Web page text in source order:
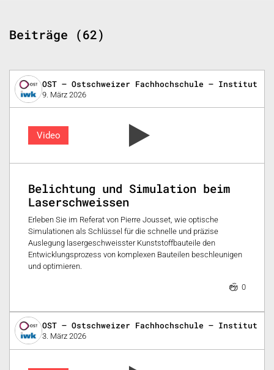
Beiträge (62)
OST – Ostschweizer Fachhochschule – Institut
9. März 2026
Video
Belichtung und Simulation beim
Laserschweissen
Erleben Sie im Referat von Pierre Jousset, wie optische
Simulationen als Schlüssel für die schnelle und präzise
Auslegung lasergeschweisster Kunststoffbauteile den
Entwicklungsprozess von komplexen Bauteilen beschleunigen
und optimieren.
0
OST – Ostschweizer Fachhochschule – Institut
3. März 2026